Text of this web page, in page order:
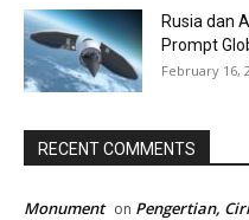
Rusia dan
Prompt
February 16,
RECENT COMMENTS
Monument on Pengertian,